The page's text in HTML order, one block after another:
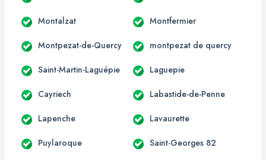
Montalzat Montfermier
Montpezat-de-Quercy montpezat de quercy
Saint-Martin-Laguépie Laguepie
Cayriech Labastide-de-Penne
Lapenche Lavaurette
Puylaroque Saint-Georges 82